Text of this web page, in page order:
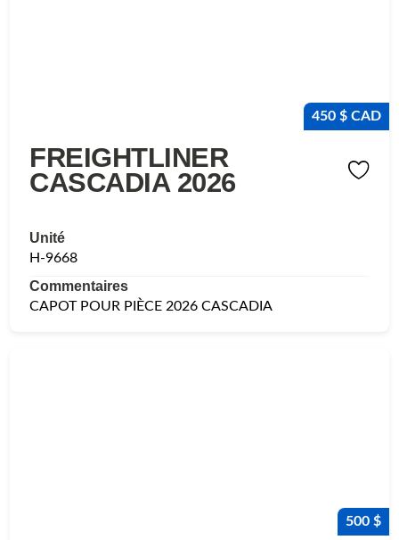
450 $ CAD
FREIGHTLINER
CASCADIA 2026
Unité
H-9668
Commentaires
CAPOT POUR PIÈCE 2026 CASCADIA
500 $